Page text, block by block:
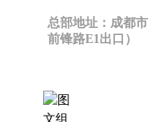
总部地址：成都
前锋路E1出口）